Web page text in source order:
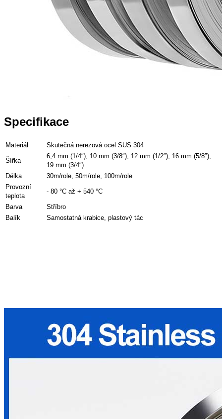
Specifikace
Materiál Skutečná nerezová ocel SUS 304
Šířka
6,4 mm (1/4″), 10 mm (3/8″), 12 mm (1/2″), 16 mm (5/8″),
19 mm (3/4″)
Délka
30m/role, 50m/role, 100m/role
Provozní
teplota
- 80 °C až + 540 °C
Barva
Stříbro
Balík
Samostatná krabice, plastový tác